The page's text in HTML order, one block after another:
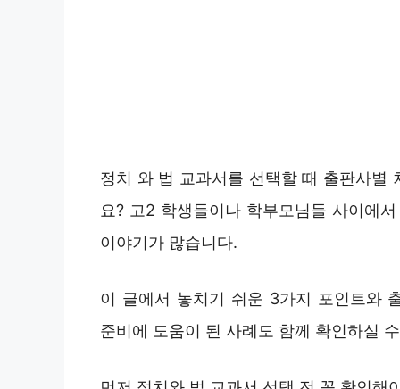
정치 와 법 교과서를 선택할 때 출판사별
요? 고2 학생들이나 학부모님들 사이에
이야기가 많습니다.
이 글에서 놓치기 쉬운 3가지 포인트와
준비에 도움이 된 사례도 함께 확인하실